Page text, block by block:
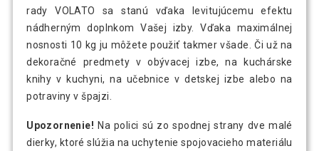
rady VOLATO sa stanú vďaka levitujúcemu efektu
nádherným doplnkom Vašej izby. Vďaka maximálnej
nosnosti 10 kg ju môžete použiť takmer všade. Či už na
dekoračné predmety v obývacej izbe, na kuchárske
knihy v kuchyni, na učebnice v detskej izbe alebo na
potraviny v špajzi.
Upozornenie! Na polici sú zo spodnej strany dve malé
dierky, ktoré slúžia na uchytenie spojovacieho materiálu